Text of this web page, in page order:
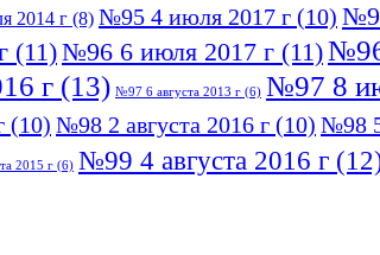
2014 г (8) №95 4 июля 2017 г (10)
(11)№96 6 июля 2017 г (11)
г (13) №97 6 августа 2013 г (6) №97 8
(10) №98 2 августа 2016 г (10) №98
2015 г (6) №99 4 августа 2016 г